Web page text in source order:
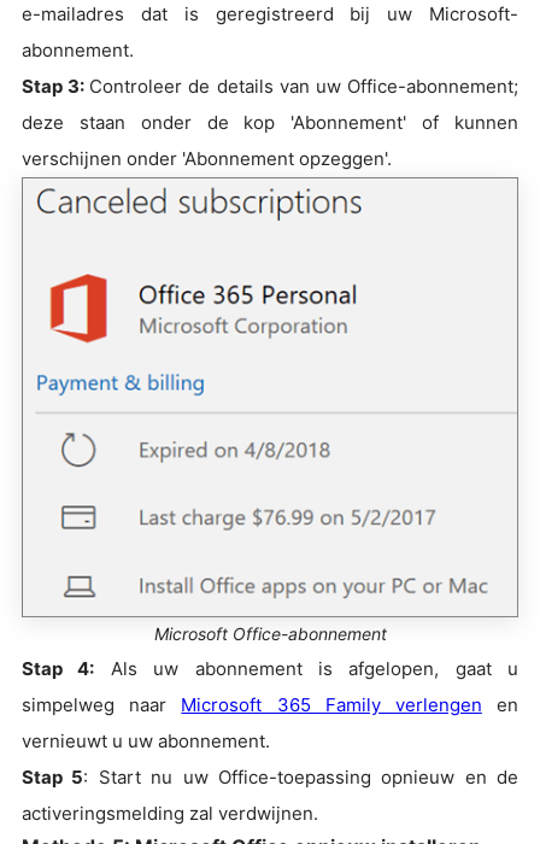
e-mailadres dat is geregistreerd bij uw Microsoft-
abonnement.
Stap 3: Controleer de details van uw Office-abonnement;
deze staan onder de kop 'Abonnement' of kunnen
verschijnen onder 'Abonnement opzeggen'.
Microsoft Office-abonnement
Stap 4: Als uw abonnement is afgelopen, gaat u
simpelweg naar Microsoft 365 Family verlengen en
vernieuwt u uw abonnement.
Stap 5: Start nu uw Office-toepassing opnieuw en de
activeringsmelding zal verdwijnen.